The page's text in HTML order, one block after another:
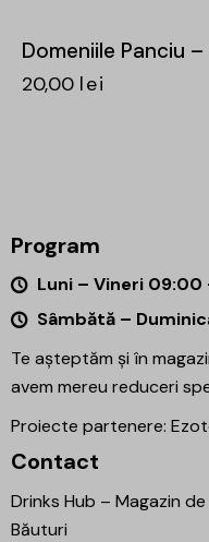
Domeniile Panciu
20,00 lei
Program
Luni – Vineri 09:00
Sâmbătă –
Te așteptăm și în
avem mereu reduceri
Proiecte partenere:
Contact
Drinks Hub – Magazin de
Băuturi